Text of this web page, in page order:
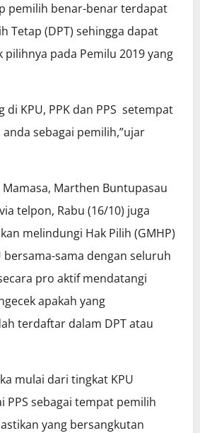
pemilih benar-benar terdapat
Tetap (DPT) sehingga dapat
pilihnya pada Pemilu 2019 yang
di KPU, PPK dan PPS setempat
sebagai pemilih,”ujar
Mamasa, Marthen Buntupasau
telpon, Rabu (16/10) juga
melindungi Hak Pilih (GMHP)
bersama-sama dengan seluruh
pro aktif mendatangi
apakah yang
terdaftar dalam DPT atau
mulai dari tingkat KPU
PPS sebagai tempat pemilih
yang bersangkutan